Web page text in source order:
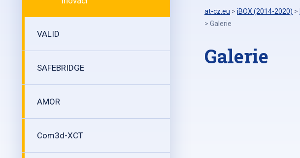
VALID
SAFEBRIDGE
AMOR
Com3d-XCT
at-cz.eu > iBOX (2014-2020) >
> Galerie
Galerie